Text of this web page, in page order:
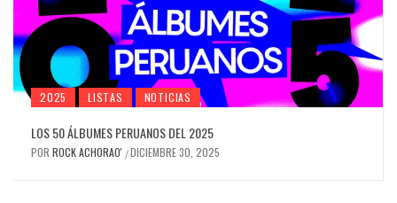
2025 LISTAS NOTICIAS
LOS 50 ÁLBUMES PERUANOS DEL 2025
POR ROCK ACHORAO' /DICIEMBRE 30, 2025